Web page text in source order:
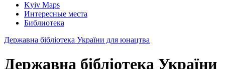
Kyiv Maps
Интересные места
Библиотека
Державна бібліотека України для юнацтва
Державна бібліотека України